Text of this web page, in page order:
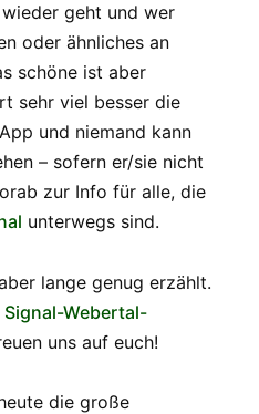
geht und wer
oder ähnliches an
schöne ist aber
sehr viel besser die
und niemand kann
– sofern er/sie nicht
zur Info für alle, die
unterwegs sind.
lange genug erzählt.
Webertal-
uns auf euch!
die große